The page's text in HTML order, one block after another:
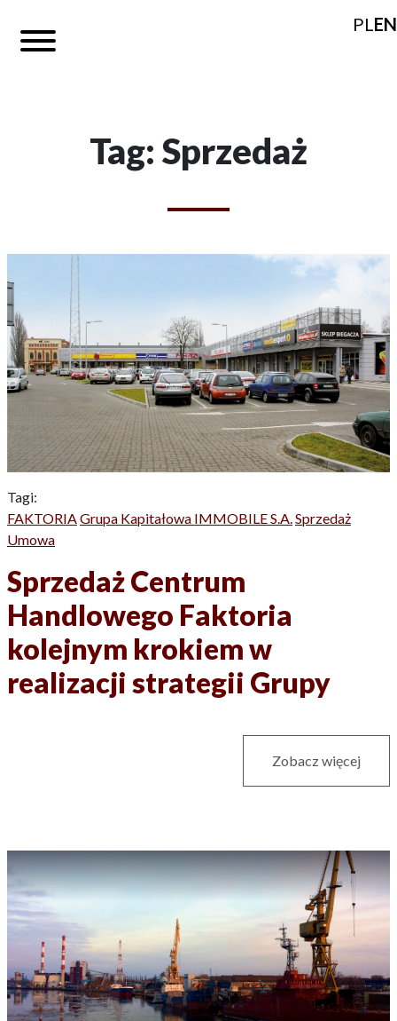
PLEN
Tag: Sprzedaż
Tagi:
FAKTORIAGrupa Kapitałowa IMMOBILE S.A.Sprzedaż
Umowa
Sprzedaż Centrum
Handlowego Faktoria
kolejnym krokiem w
realizacji strategii Grupy
Zobacz więcej